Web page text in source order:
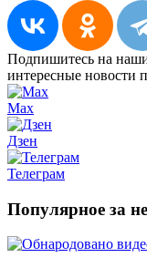
Подпишитесь на
интересные новости
Max
Дзен
Телеграм
Популярное за